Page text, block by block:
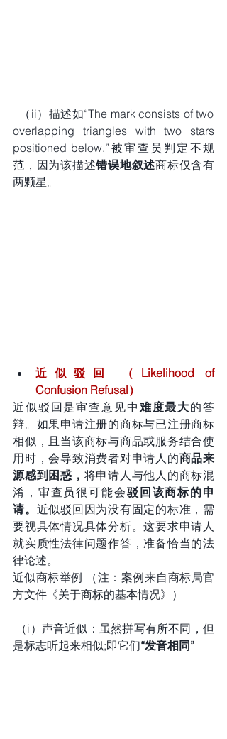
overlapping triangles with two stars
positioned below.”被审查员判定不规
范，因为该描述错误地叙述商标仅含有
两颗星。
近似驳回 （Likelihood of
Confusion Refusal）
近似驳回是审查意见中 难度最大的答
辩。如果申请注册的商标与已注册商标
相似，且当该商标与商品或服务结合使
用时，会导致消费者对申请人的商品来
源感到困惑， 将申请人与他人的商标混
淆，审查员很可能会驳回该商标的申
请。 近似驳回因为没有固定的标准，需
要视具体情况具体分析。这要求申请人
就实质性法律问题作答，准备恰当的法
律论述。
近似商标举例 （注：案例来自商标局官
方文件《关于商标的基本情况》）
是标志听起来相似;即它们“发音相同”